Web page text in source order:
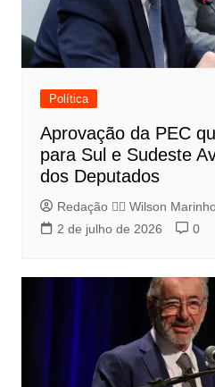
Política
Aprovação da PEC
para Sul e Sudeste
dos Deputados
Redação 👨‍⚖️​ Wilson
2 de julho de 2026
0